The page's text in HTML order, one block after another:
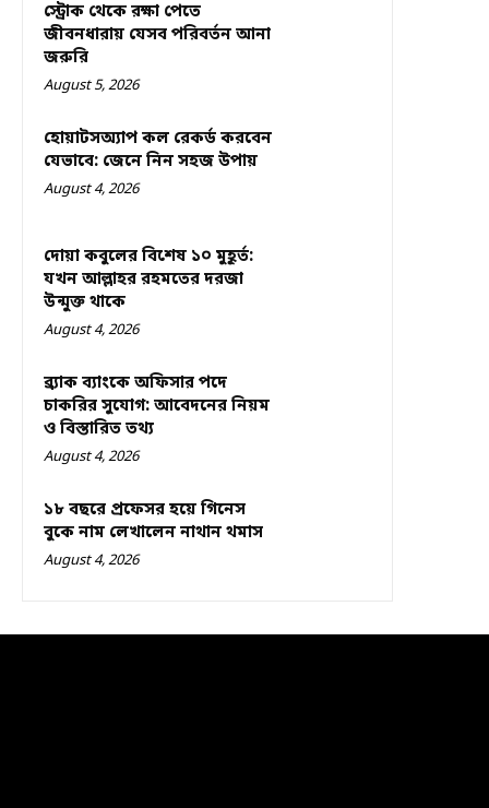
স্ট্রোক থেকে রক্ষা পেতে
জীবনধারায় যেসব পরিবর্তন আনা
জরুরি
August 5, 2026
হোয়াটসঅ্যাপ কল রেকর্ড করবেন
যেভাবে: জেনে নিন সহজ উপায়
August 4, 2026
দোয়া কবুলের বিশেষ ১০ মুহূর্ত:
যখন আল্লাহর রহমতের দরজা
উন্মুক্ত থাকে
August 4, 2026
ব্র্যাক ব্যাংকে অফিসার পদে
চাকরির সুযোগ: আবেদনের নিয়ম
ও বিস্তারিত তথ্য
August 4, 2026
১৮ বছরে প্রফেসর হয়ে গিনেস
বুকে নাম লেখালেন নাথান থমাস
August 4, 2026